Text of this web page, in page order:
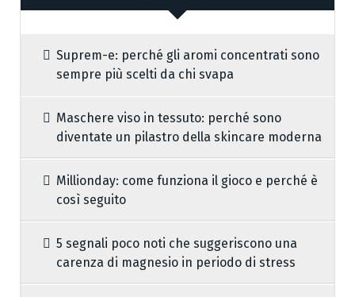
Suprem-e: perché gli aromi concentrati sono
sempre più scelti da chi svapa
Maschere viso in tessuto: perché sono
diventate un pilastro della skincare moderna
Millionday: come funziona il gioco e perché è
così seguito
5 segnali poco noti che suggeriscono una
carenza di magnesio in periodo di stress